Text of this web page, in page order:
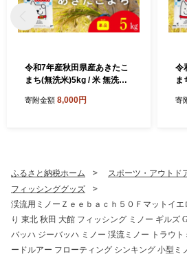
令和7年産秋田県産あきたこ
まち(無洗米)5kg / 米 無洗米
あきたこまち 5kg×1袋 おに
寄附金額 8,000円
令
ま
産
寄
ふるさと納税ホーム
スポーツ・アウトド
フィッシンググッズ
渓流用ミノーＺｅｅｂａｃｈ５０Ｆマットイエ
り 東北 秋田 大館 フィッシング ミノー ギルズ
バッハ ジーバッハ ミノー 渓流ミノー トラウ
ードルアー フローティング シンキング 小型ミ